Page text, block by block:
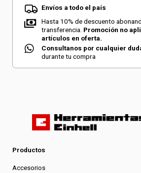
Envíos a todo el país
Hasta 10% de descuento
transferencia. Promoción no
artículos en oferta.
Consultanos por cualquier
durante tu compra
Productos
Accesorios